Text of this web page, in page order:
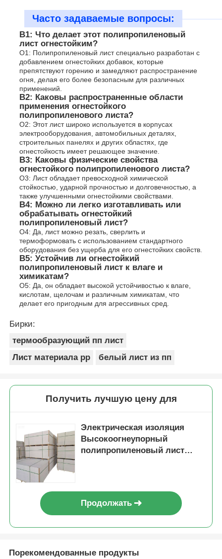
Часто задаваемые вопросы:
В1: Что делает этот полипропиленовый
лист огнестойким?
О1: Полипропиленовый лист специально разработан с
добавлением огнестойких добавок, которые
препятствуют горению и замедляют распространение
огня, делая его более безопасным для различных
применений.
В2: Каковы распространенные области
применения огнестойкого
полипропиленового листа?
О2: Этот лист широко используется в корпусах
электрооборудования, автомобильных деталях,
строительных панелях и других областях, где
огнестойкость имеет решающее значение.
В3: Каковы физические свойства
огнестойкого полипропиленового листа?
О3: Лист обладает превосходной химической
стойкостью, ударной прочностью и долговечностью, а
также улучшенными огнестойкими свойствами.
В4: Можно ли легко изготавливать или
обрабатывать огнестойкий
полипропиленовый лист?
О4: Да, лист можно резать, сверлить и
термоформовать с использованием стандартного
оборудования без ущерба для его огнестойких свойств.
В5: Устойчив ли огнестойкий
полипропиленовый лист к влаге и
химикатам?
О5: Да, он обладает высокой устойчивостью к влаге,
кислотам, щелочам и различным химикатам, что
делает его пригодным для агрессивных сред.
Бирки:
термообразующий пп лист
Лист материала pp
белый лист из пп
Получить лучшую цену для
Электрическая изоляция
Высокоогнеупорный
полипропиленовый лист
Продолжать
Порекомендованные продукты